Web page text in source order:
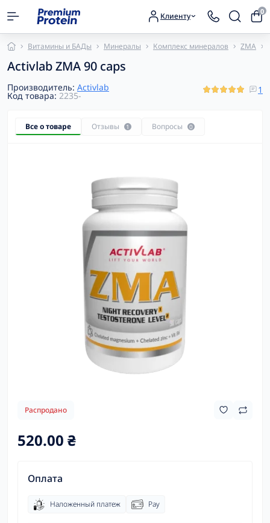
Клиенту 0
Витамины и БАДы Минералы Комплекс минералов ZMA
Activlab ZMA 90 caps
Производитель: Activlab
Код товара: 2235-
1
Все о товаре Отзывы 1 Вопросы 0
Распродано
520.00 ₴
Оплата
Наложенный платеж Pay